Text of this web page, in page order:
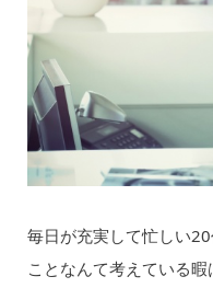
毎日が充実して忙しい
ことなんて考えている